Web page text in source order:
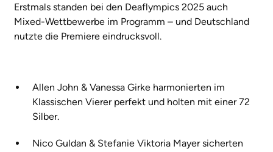
Erstmals standen bei den Deaflympics 2025 auch
Mixed-Wettbewerbe im Programm – und Deutschland
nutzte die Premiere eindrucksvoll.
Allen John & Vanessa Girke harmonierten im
Klassischen Vierer perfekt und holten mit einer 72
Silber.
Nico Guldan & Stefanie Viktoria Mayer sicherten